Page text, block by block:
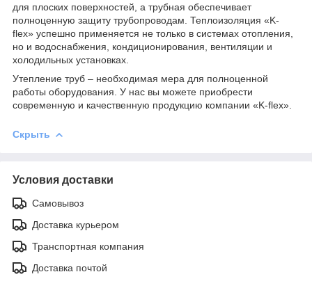
для плоских поверхностей, а трубная обеспечивает
полноценную защиту трубопроводам. Теплоизоляция «K-
flex» успешно применяется не только в системах отопления,
но и водоснабжения, кондиционирования, вентиляции и
холодильных установках.
Утепление труб – необходимая мера для полноценной
работы оборудования. У нас вы можете приобрести
современную и качественную продукцию компании «K-flex».
Скрыть
Условия доставки
Самовывоз
Доставка курьером
Транспортная компания
Доставка почтой